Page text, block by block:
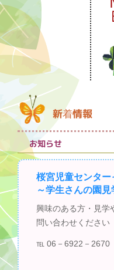
新着情報
お知らせ
桜宮児童センタ
～学生さんの園
興味のある方・見学
問い合わせください
℡ 06－6922－2670